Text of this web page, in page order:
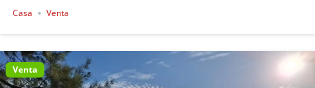
Casa
Venta
Venta